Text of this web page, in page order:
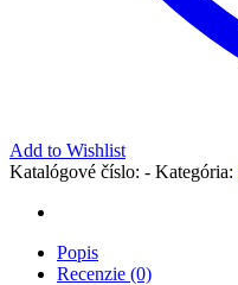
Add to Wishlist
Katalógové číslo: - Kategória:
Popis
Recenzie (0)